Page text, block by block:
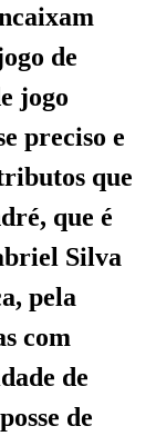
de
jogo
preciso e
que
que é
Silva
pela
com
de
de